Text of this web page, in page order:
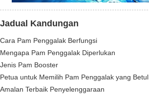
Jadual Kandungan
Cara Pam Penggalak Berfungsi
Mengapa Pam Penggalak Diperlukan
Jenis Pam Booster
Petua untuk Memilih Pam Penggalak yang Betul
Amalan Terbaik Penyelenggaraan